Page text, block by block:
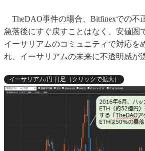
TheDAO事件の場合、Bitfinexでの不
急落後にすぐ戻すことはなく、安値圏
イーサリアムのコミュニティで対応を
れ、イーサリアムの未来に不透明感が
イーサリアム/円 日足（クリックで拡大）